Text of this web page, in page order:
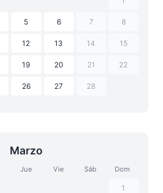
5 6 7 8
12 13 14 15
19 20 21 22
26 27 28
Marzo
Jue Vie Sáb Dom
1